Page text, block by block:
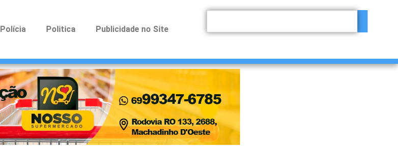
Polícia Politica Publicidade no Site